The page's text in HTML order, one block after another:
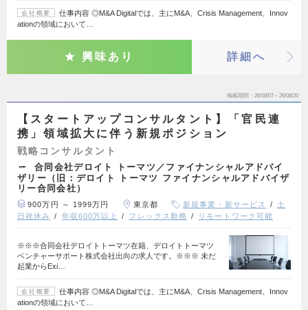
会社概要
仕事内容 ◎M&A Digitalでは、主にM&A、Crisis Management、Innov
ationの領域において…
興味あり 詳細へ
掲載期間 26/08/07～26/08/20
【スタートアップコンサルタント】「官民連
携」領域拡大に伴う新規ポジション
戦略コンサルタント
合同会社デロイト トーマツ／ファイナンシャルアドバイ
ザリー（旧：デロイト トーマツ ファイナンシャルアドバイザ
リー合同会社）
900万円 ～ 1999万円 東京都 新規事業・新サービス
土
日祝休み
年収600万以上 フレックス勤務 リモートワーク可能
※※※合同会社デロイトトーマツ在籍、デロイトトーマツ
ベンチャーサポート株式会社出向の求人です。※※※ 未だ
起業からExi…
会社概要
仕事内容 ◎M&A Digitalでは、主にM&A、Crisis Management、Innov
ationの領域において…